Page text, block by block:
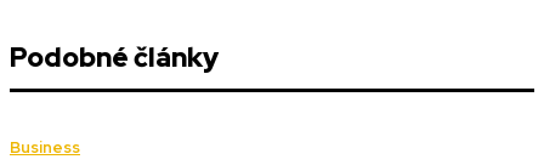
Podobné články
Business